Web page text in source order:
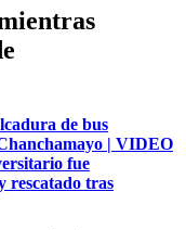
de bus
| VIDEO
fue
rescatado tras